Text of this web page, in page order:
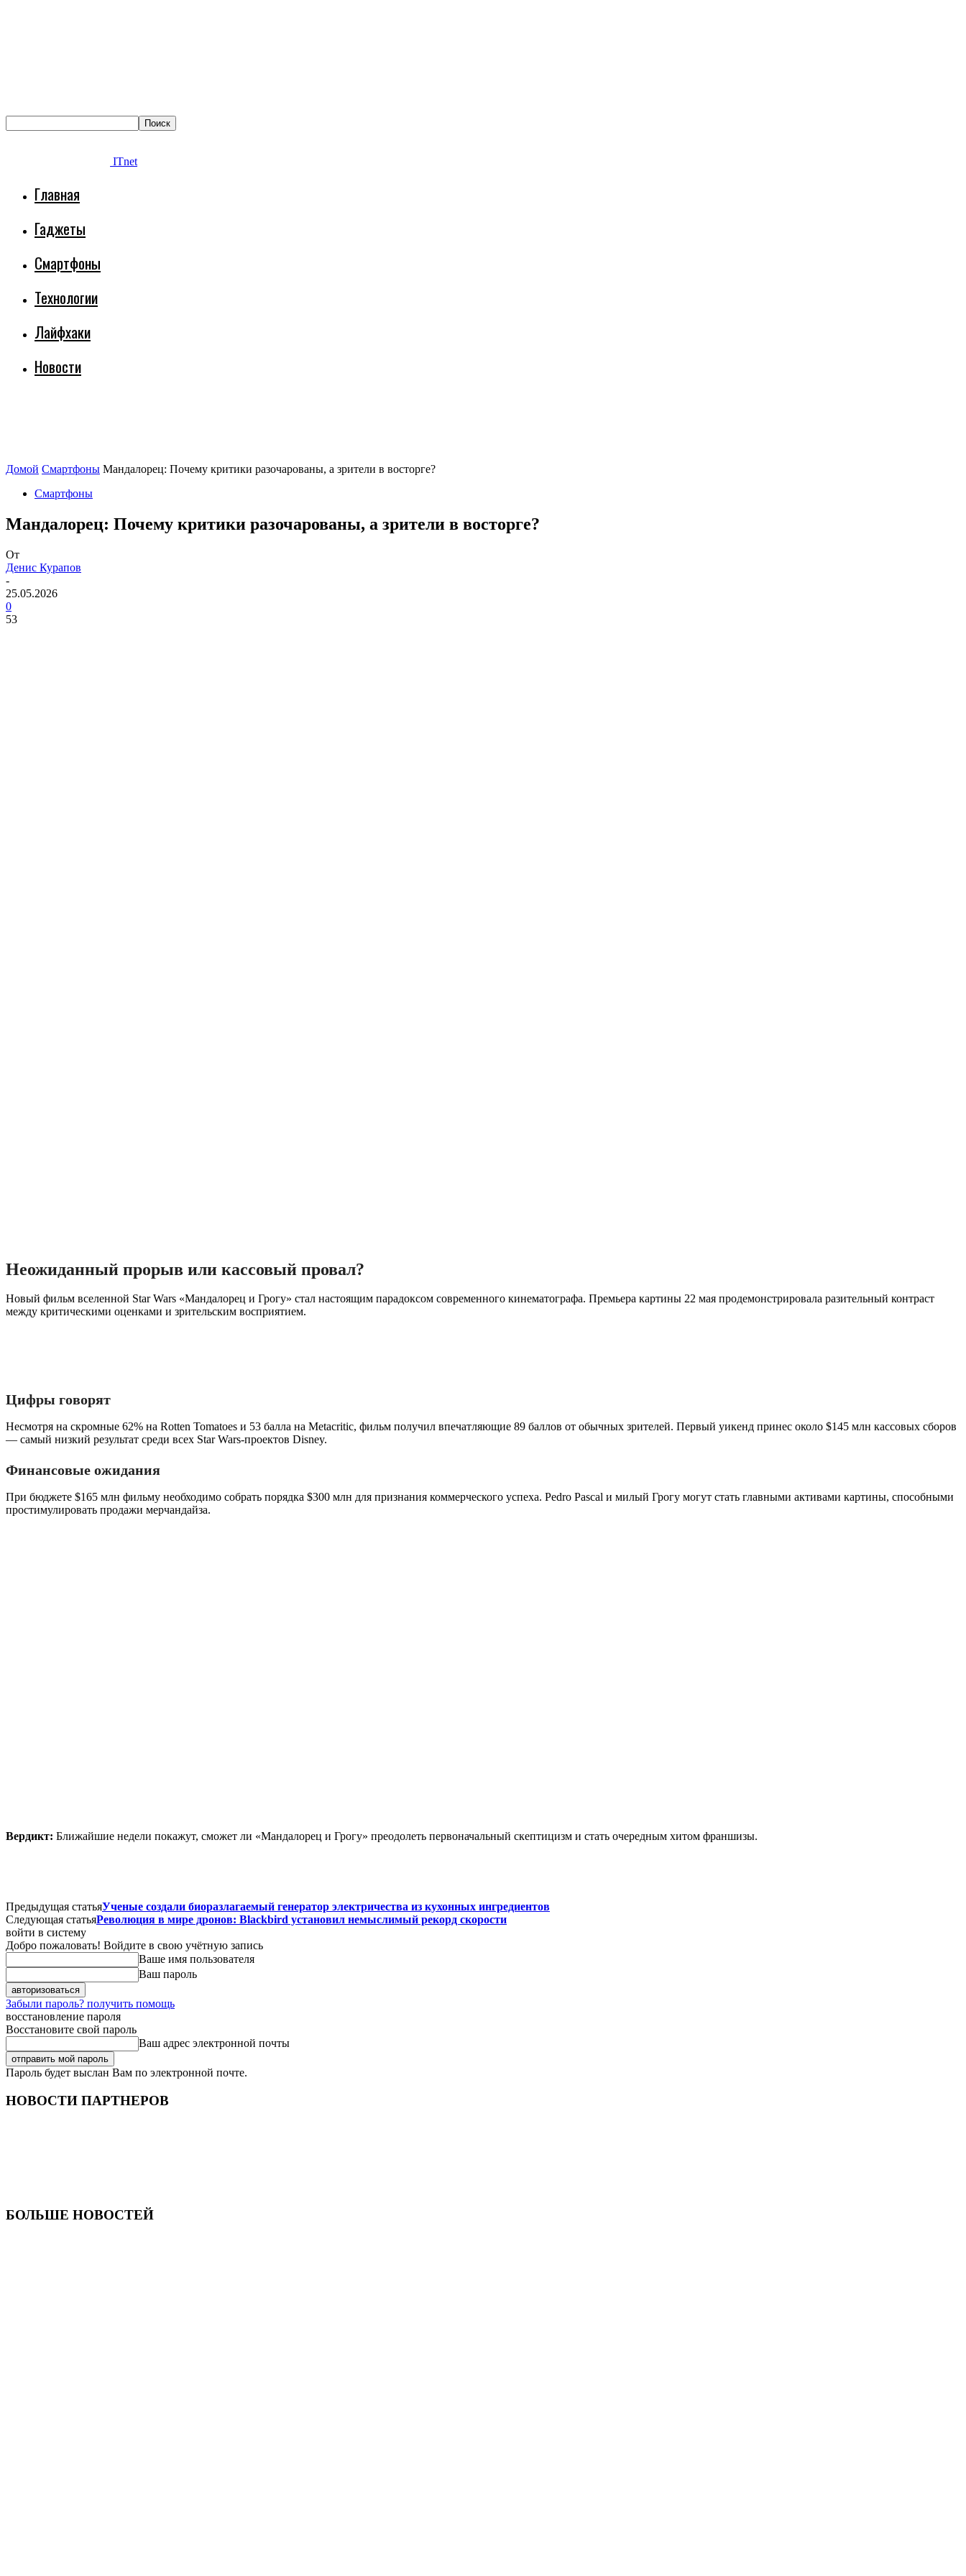
ITnet
Главная
Гаджеты
Смартфоны
Технологии
Лайфхаки
Новости
Домой Смартфоны Мандалорец: Почему критики разочарованы, а зрители в восторге?
Смартфоны
Мандалорец: Почему критики разочарованы, а зрители в восторге?
От
Денис Курапов
-
25.05.2026
0
53
Неожиданный прорыв или кассовый провал?
Новый фильм вселенной Star Wars «Мандалорец и Грогу» стал настоящим парадоксом современного кинематографа. Премьера картины 22 мая продемонстрировала разительный контраст
между критическими оценками и зрительским восприятием.
Цифры говорят
Несмотря на скромные 62% на Rotten Tomatoes и 53 балла на Metacritic, фильм получил впечатляющие 89 баллов от обычных зрителей. Первый уикенд принес около $145 млн кассовых сборов
— самый низкий результат среди всех Star Wars-проектов Disney.
Финансовые ожидания
При бюджете $165 млн фильму необходимо собрать порядка $300 млн для признания коммерческого успеха. Pedro Pascal и милый Грогу могут стать главными активами картины, способными
простимулировать продажи мерчандайза.
Вердикт: Ближайшие недели покажут, сможет ли «Мандалорец и Грогу» преодолеть первоначальный скептицизм и стать очередным хитом франшизы.
Предыдущая статьяУченые создали биоразлагаемый генератор электричества из кухонных ингредиентов
Следующая статьяРеволюция в мире дронов: Blackbird установил немыслимый рекорд скорости
войти в систему
Добро пожаловать! Войдите в свою учётную запись
Ваше имя пользователя
Ваш пароль
Забыли пароль? получить помощь
восстановление пароля
Восстановите свой пароль
Ваш адрес электронной почты
Пароль будет выслан Вам по электронной почте.
НОВОСТИ ПАРТНЕРОВ
БОЛЬШЕ НОВОСТЕЙ